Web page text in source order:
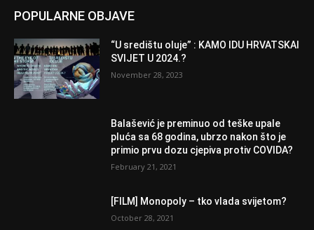
POPULARNE OBJAVE
“U središtu oluje” : KAMO IDU HRVATSKAI
SVIJET U 2024.?
November 28, 2023
Balašević je preminuo od teške upale
pluća sa 68 godina, ubrzo nakon što je
primio prvu dozu cjepiva protiv COVIDA?
February 21, 2021
[FILM] Monopoly – tko vlada svijetom?
October 28, 2021